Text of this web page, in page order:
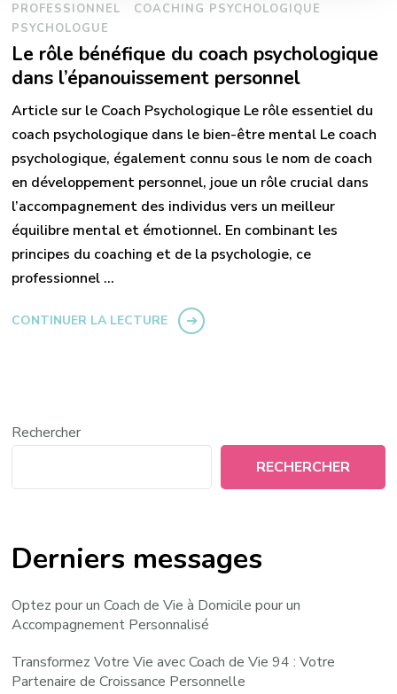
PROFESSIONNEL
COACHING PSYCHOLOGIQUE
PSYCHOLOGUE
Le rôle bénéfique du coach psychologique
dans l’épanouissement personnel
Article sur le Coach Psychologique Le rôle essentiel du
coach psychologique dans le bien-être mental Le coach
psychologique, également connu sous le nom de coach
en développement personnel, joue un rôle crucial dans
l’accompagnement des individus vers un meilleur
équilibre mental et émotionnel. En combinant les
principes du coaching et de la psychologie, ce
professionnel …
CONTINUER LA LECTURE
Rechercher
RECHERCHER
Derniers messages
Optez pour un Coach de Vie à Domicile pour un
Accompagnement Personnalisé
Transformez Votre Vie avec Coach de Vie 94 : Votre
Partenaire de Croissance Personnelle